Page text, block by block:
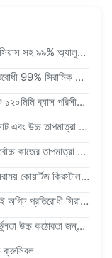
উচ্চ ঘনত্ব এবং সর্বোচ্চ কার্যকরী তাপমাত্রা ১৬০০ সেলসিয়াস সহ ৯৯% অ্যালুমিনা সিরামিক ক্রুসিবল
ফ্যাক্টরি পরীক্ষাগারগুলির জন্য উচ্চ তাপমাত্রা জারা প্রতিরোধী 99% সিরামিক ক্রুসিবল কাস্টমাইজ করে
১৮০০°সে সর্বোচ্চ কার্যকারী তাপমাত্রা এবং ১মিমি থেকে ১২০মিমি ব্যাস পরিসীমা সহ টেকসই রিফ্র্যাক্টরি সিরামিক টিউব
7 চক্র ভারসাম্য কোয়ার্টজ গানের বাটি 12 টি সংগীত নোট এবং উচ্চ তাপমাত্রা প্রতিরোধের সাথে ধ্যানের জন্য
উচ্চ বিশুদ্ধতা অ্যালুমিনিয়াম অক্সাইড 95%-99% সর্বোচ্চ কাজের তাপমাত্রা 1800 °C এবং পরিবেশ বান্ধব বৈশিষ্ট্য সহ অগ্নি প্রতিরোধী সিরামিক
কোয়ার্টজ ক্রিস্টাল গানের বাটি ধ্যানের জন্য পণ্য শব্দ নিরাময় কোয়ার্টজ ক্রিস্টাল 432hz সেট
উচ্চ বিশুদ্ধতা অ্যালুমিনিয়াম অক্সাইড থেকে তৈরি টেকসই অগ্নি প্রতিরোধী সিরামিক টিউবগুলির ব্যাসার্ধ 1 মিমি থেকে 120 মিমি এবং দৈর্ঘ্য 2000 মিমি পর্যন্ত
উচ্চ পরিধান প্রতিরোধের উচ্চ জারা প্রতিরোধের উচ্চ নির্ভুলতা উচ্চ কঠোরতা জন্য Refractory সিরামিক
ক্রুসিবল